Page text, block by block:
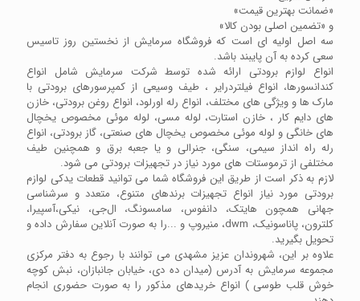
«ضمانت بهترین قیمت»
و «تضمین اصلی بودن کالا»
سه اصل اولیه ای است که فروشگاه سرمایش از نخستین روز تاسیس
سعی کرده به آن پایبند باشد.
انواع لوازم برودتی ارائه شده توسط شرکت سرمایش شامل انواع
کندانسورها، انواع فیلتردرایر ، طیف وسیعی از کمپرسورهای برودتی با
مارک ها و ویژگی های مختلف، انواع رله اورلود، انواع روغن برودتی، خازن
های دایم کار ، خازن استارت، لوله مسی، لوله موئی مخصوص یخچال
های خانگی و لوله موئی مخصوص یخچال های صنعتی، گاز برودتی، انواع
رله راه انداز سیمی، سنگی، جنرالی و یا جعبه برق و همچنین طیف
مختلفی از ترموستات های مورد نیاز در تجهیزات برودتی می شود.
لازم به ذکر است از طریق این فروشگاه شما می توانید قطعات یدکی لوازم
برودتی مورد نیاز انواع تجهیزات برندهای متنوع، متعدد و سرشناسی
جهانی همچون هایتک، دانفوس، سامسونگ، ال‌جی، نیکی،آسپیرا،
کلترون، پاناسونیک، dwm، منیروپ و ...را به صورت آنلاین سفارش داده و
تحویل بگیرید.
علاوه بر این، شهروندان عزیز مشهدی می توانند با رجوع به دفتر مرکزی
مجموعه سرمایش به آدرس (میدان ده دی، خیابان جانبازان، نبش کوچه
خوش قلب طوسی ) انواع خریدهای مذکور را به صورت حضوری انجام